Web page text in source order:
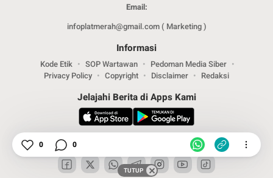
Email:
infoplatmerah@gmail.com ( Marketing )
Informasi
Kode Etik SOP Wartawan
Pedoman Media Siber
Privacy Policy
Copyright Disclaimer Redaksi
Jelajahi Berita di Apps Kami
0 0
TUTUP